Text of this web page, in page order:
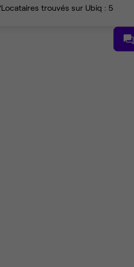
Locataires trouvés sur Ubiq : 5